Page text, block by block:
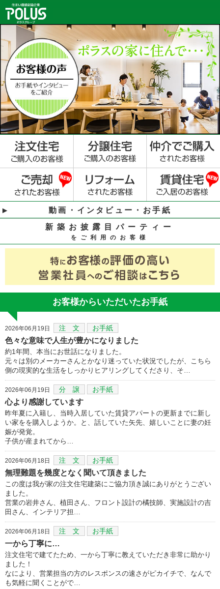
動画・インタビュー・お手紙
新築お披露目パーティー
をご利用のお客様
お客様からいただいたお手紙
2026年06月19日 注 文 お手紙
色々な意味で人生が豊かになりました
約1年間、本当にお世話になりました。
元々は別のメーカーさんとかなり迷っていた状況でしたが、こちら
側の現実的な生活をしっかりヒアリングしてくださり、そ…
2026年06月19日 分 譲 お手紙
心より感謝しています
昨年夏に入籍し、当時入居していた賃貸アパートの更新までに新し
い家をを購入しようか。と、話していた矢先、嬉しいことに妻の妊
娠が発覚。
子供が産まれてから…
2026年06月18日 注 文 お手紙
無理難題を幾度となく聞いて頂きました
この度は我が家の注文住宅建築にご協力頂き誠にありがとうござい
ました。
営業の岩井さん、植田さん、フロント設計の橘技師、実施設計の吉
田さん、インテリア担…
2026年06月18日 注 文 お手紙
一から丁寧に…
注文住宅で建てたため、一から丁寧に教えていただき非常に助かり
ました！
なにより、営業担当の方のレスポンスの速さがピカイチで、なんで
も気軽に聞くことがで…